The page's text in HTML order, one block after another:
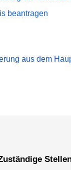
beantragen
aus dem